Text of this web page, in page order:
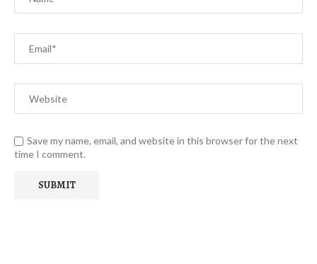
Save my name, email, and website in this browser for the next
time I comment.